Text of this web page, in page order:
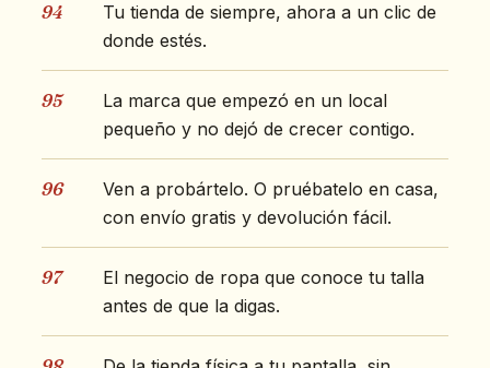
94
Tu tienda de siempre, ahora a un clic de
donde estés.
95
La marca que empezó en un local
pequeño y no dejó de crecer contigo.
96
Ven a probártelo. O pruébatelo en casa,
con envío gratis y devolución fácil.
97
El negocio de ropa que conoce tu talla
antes de que la digas.